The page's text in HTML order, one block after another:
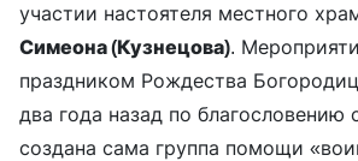
участии настоятеля местного
Симеона (Кузнецова).
праздником Рождества
два года назад по благословению
создана сама группа помощи